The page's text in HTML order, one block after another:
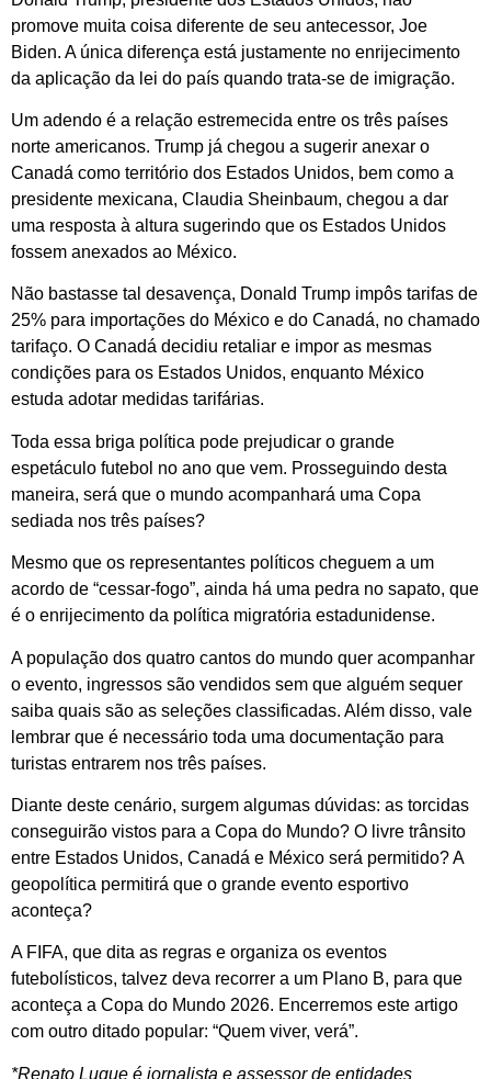
promove muita coisa diferente de seu antecessor, Joe
Biden. A única diferença está justamente no enrijecimento
da aplicação da lei do país quando trata-se de imigração.
Um adendo é a relação estremecida entre os três países
norte americanos. Trump já chegou a sugerir anexar o
Canadá como território dos Estados Unidos, bem como a
presidente mexicana, Claudia Sheinbaum, chegou a dar
uma resposta à altura sugerindo que os Estados Unidos
fossem anexados ao México.
Não bastasse tal desavença, Donald Trump impôs tarifas de
25% para importações do México e do Canadá, no chamado
tarifaço. O Canadá decidiu retaliar e impor as mesmas
condições para os Estados Unidos, enquanto México
estuda adotar medidas tarifárias.
Toda essa briga política pode prejudicar o grande
espetáculo futebol no ano que vem. Prosseguindo desta
maneira, será que o mundo acompanhará uma Copa
sediada nos três países?
Mesmo que os representantes políticos cheguem a um
acordo de “cessar-fogo”, ainda há uma pedra no sapato, que
é o enrijecimento da política migratória estadunidense.
A população dos quatro cantos do mundo quer acompanhar
o evento, ingressos são vendidos sem que alguém sequer
saiba quais são as seleções classificadas. Além disso, vale
lembrar que é necessário toda uma documentação para
turistas entrarem nos três países.
Diante deste cenário, surgem algumas dúvidas: as torcidas
conseguirão vistos para a Copa do Mundo? O livre trânsito
entre Estados Unidos, Canadá e México será permitido? A
geopolítica permitirá que o grande evento esportivo
aconteça?
A FIFA, que dita as regras e organiza os eventos
futebolísticos, talvez deva recorrer a um Plano B, para que
aconteça a Copa do Mundo 2026. Encerremos este artigo
com outro ditado popular: “Quem viver, verá”.
*Renato Luque é jornalista e assessor de entidades